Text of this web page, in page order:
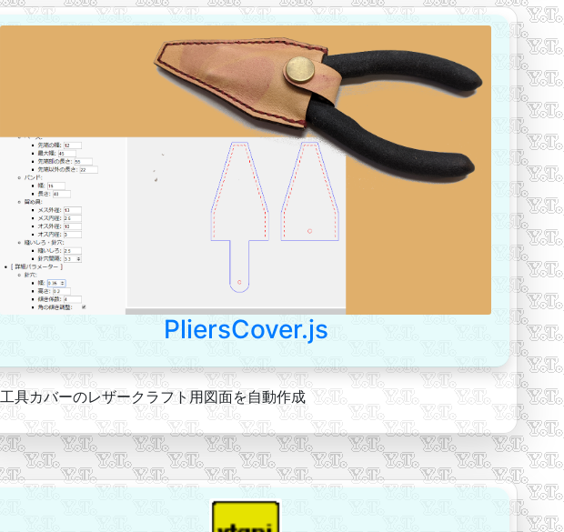
PliersCover.js
工具カバーのレザークラフト用図面を自動作成